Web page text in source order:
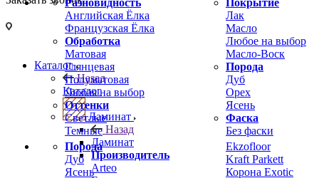
Английская Ёлка
Французская Ёлка
Обработка
Матовая
Глянцевая
Полуматовая
Любая на выбор
Оттенки
Светлые
Темные
Лак
Масло
Любое на выбор
Масло-Воск
Порода
Дуб
Орех
Ясень
Фаска
Без фаски
Порода
Дуб
Ясень
Ekzofloor
Kraft Parkett
Корона Exotic
Каталог
Назад
Каталог
Ламинат
Назад
Ламинат
Производитель
Arteo